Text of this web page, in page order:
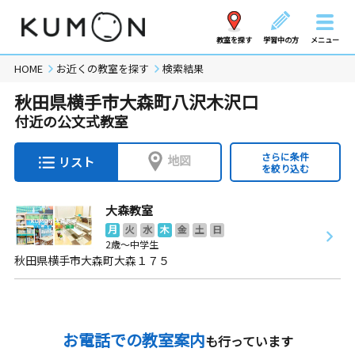
教室を探す 学習中の方 メニュー
HOME お近くの教室を探す 検索結果
秋田県横手市大森町八沢木沢口
付近の公文式教室
リスト 地図
さらに条件
を絞り込む
大森教室
月 火 水 木 金 土
日
2歳～中学生
秋田県横手市大森町大森１７５
お電話での教室案内も行っています